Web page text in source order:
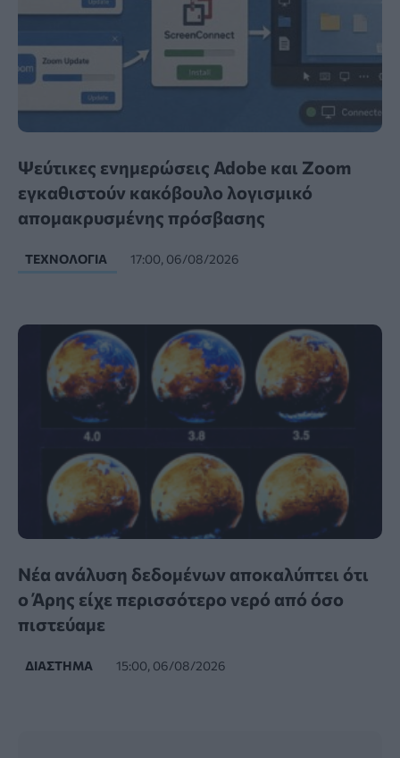
Ψεύτικες ενημερώσεις Adobe και Zoom
εγκαθιστούν κακόβουλο λογισμικό
απομακρυσμένης πρόσβασης
ΤΕΧΝΟΛΟΓΊΑ 17:00, 06/08/2026
Νέα ανάλυση δεδομένων αποκαλύπτει ότι
ο Άρης είχε περισσότερο νερό από όσο
πιστεύαμε
ΔΙΆΣΤΗΜΑ 15:00, 06/08/2026